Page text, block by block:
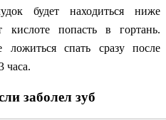
будет находиться ниже
попасть в гортань.
спать сразу после
часа.
заболел зуб